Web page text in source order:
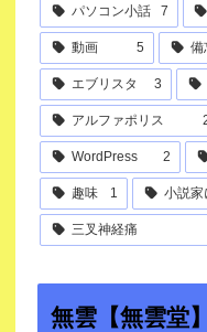
パソコン小話 7
動画 5 備
エブリスタ 3
アルファポリス
WordPress 2
趣味 1 小説家
三叉神経痛
無雲【無雲堂